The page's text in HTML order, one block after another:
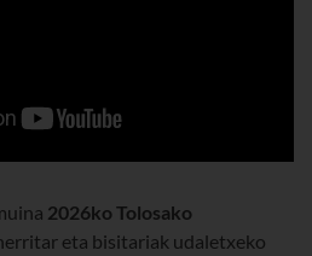
2026ko Tolosako
eta bisitariak udaletxeko